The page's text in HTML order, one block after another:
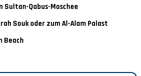
Sultan-Qabus-Moschee
Souk oder zum Al-Alam Palast
Beach